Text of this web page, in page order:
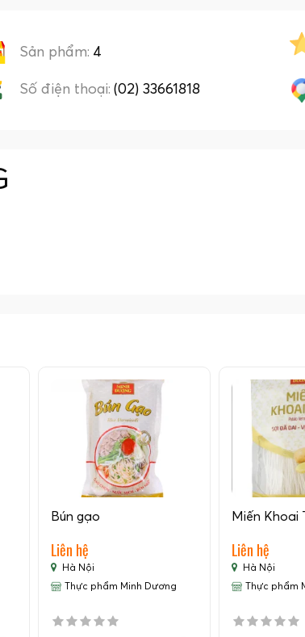
Sản phẩm: 4
Số điện thoại: (02) 33661818
Bún gạo
Liên hệ
Hà Nội
Thực phẩm Minh Dương
Miến Khoai
Liên hệ
Hà Nội
Thực phẩm